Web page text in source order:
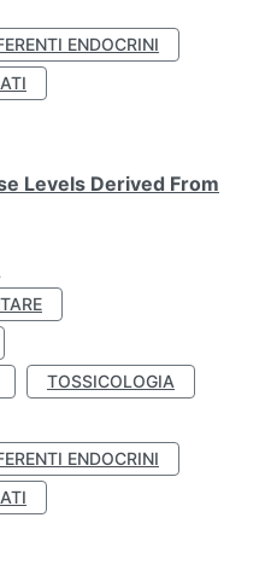
ENDOCRINI
Levels Derived From
TOSSICOLOGIA
ENDOCRINI